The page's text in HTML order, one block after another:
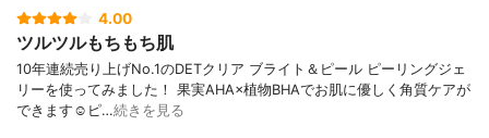
4.00
ツルツルもちもち肌
10年連続売り上げNo.1のDETクリア ブライト＆ピール ピーリングジェ
リーを使ってみました！ 果実AHA×植物BHAでお肌に優しく角質ケアが
できます☺︎︎ピ…続きを見る